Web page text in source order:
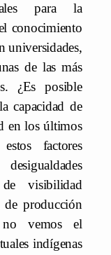
para la
conocimiento
universidades,
de las más
¿Es posible
capacidad de
en los últimos
factores
visibilidad
de producción
no vemos el
indígenas